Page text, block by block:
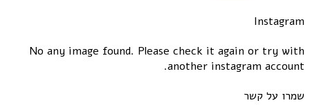
Instagram
No any image found. Please check it again or try with
another instagram account.
שמרו על קשר